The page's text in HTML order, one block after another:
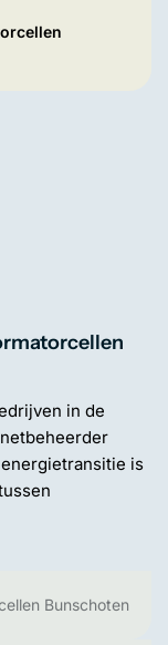
in de
is
Bunschoten